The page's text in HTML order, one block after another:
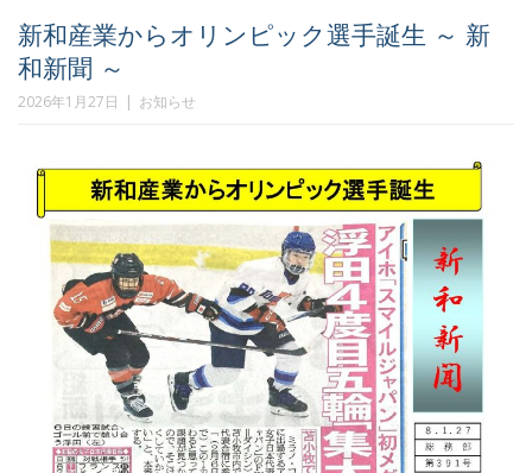
新和産業からオリンピック選手誕生 ～ 新
和新聞 ～
2026年1月27日 お知らせ